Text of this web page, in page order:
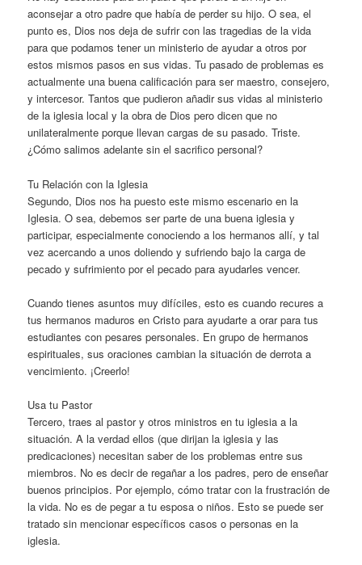
aconsejar a otro padre que había de perder su hijo. O sea, el
punto es, Dios nos deja de sufrir con las tragedias de la vida
para que podamos tener un ministerio de ayudar a otros por
estos mismos pasos en sus vidas. Tu pasado de problemas es
actualmente una buena calificación para ser maestro, consejero,
y intercesor. Tantos que pudieron añadir sus vidas al ministerio
de la iglesia local y la obra de Dios pero dicen que no
unilateralmente porque llevan cargas de su pasado. Triste.
¿Cómo salimos adelante sin el sacrifico personal?
Tu Relación con la Iglesia
Segundo, Dios nos ha puesto este mismo escenario en la
Iglesia. O sea, debemos ser parte de una buena iglesia y
participar, especialmente conociendo a los hermanos allí, y tal
vez acercando a unos doliendo y sufriendo bajo la carga de
pecado y sufrimiento por el pecado para ayudarles vencer.
Cuando tienes asuntos muy difíciles, esto es cuando recures a
tus hermanos maduros en Cristo para ayudarte a orar para tus
estudiantes con pesares personales. En grupo de hermanos
espirituales, sus oraciones cambian la situación de derrota a
vencimiento. ¡Creerlo!
Usa tu Pastor
Tercero, traes al pastor y otros ministros en tu iglesia a la
situación. A la verdad ellos (que dirijan la iglesia y las
predicaciones) necesitan saber de los problemas entre sus
miembros. No es decir de regañar a los padres, pero de enseñar
buenos principios. Por ejemplo, cómo tratar con la frustración de
la vida. No es de pegar a tu esposa o niños. Esto se puede ser
tratado sin mencionar específicos casos o personas en la
iglesia.